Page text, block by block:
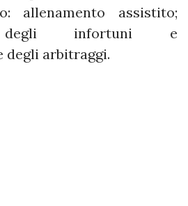
allenamento assistito;
degli infortuni e
degli arbitraggi.